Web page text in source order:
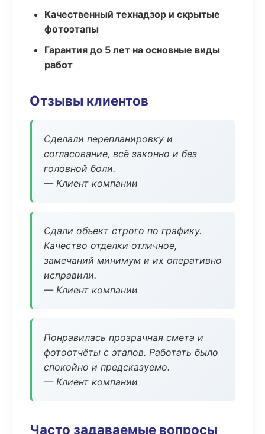
Качественный технадзор и скрытые
фотоэтапы
Гарантия до 5 лет на основные виды
работ
Отзывы клиентов
Сделали перепланировку и
согласование, всё законно и без
головной боли.
— Клиент компании
Сдали объект строго по графику.
Качество отделки отличное,
замечаний минимум и их оперативно
исправили.
— Клиент компании
Понравилась прозрачная смета и
фотоотчёты с этапов. Работать было
спокойно и предсказуемо.
— Клиент компании
Часто задаваемые вопросы